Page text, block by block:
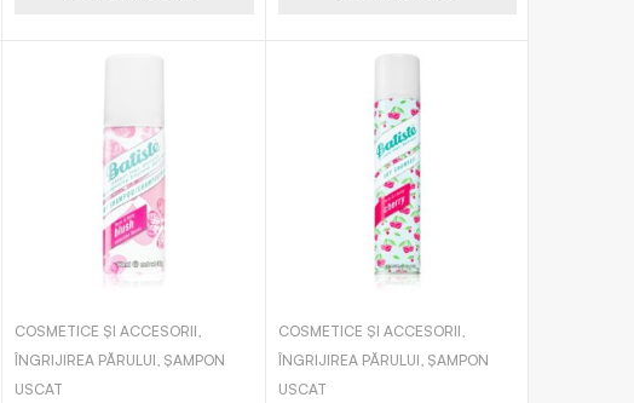
COSMETICE ȘI ACCESORII,
ÎNGRIJIREA PĂRULUI, ȘAMPON
USCAT
COSMETICE ȘI ACCESORII,
ÎNGRIJIREA PĂRULUI, ȘAMPON
USCAT